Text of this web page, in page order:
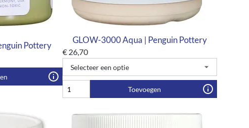
Pottery
GLOW-3000 Aqua | Penguin Pottery
€ 26,70
Toevoegen